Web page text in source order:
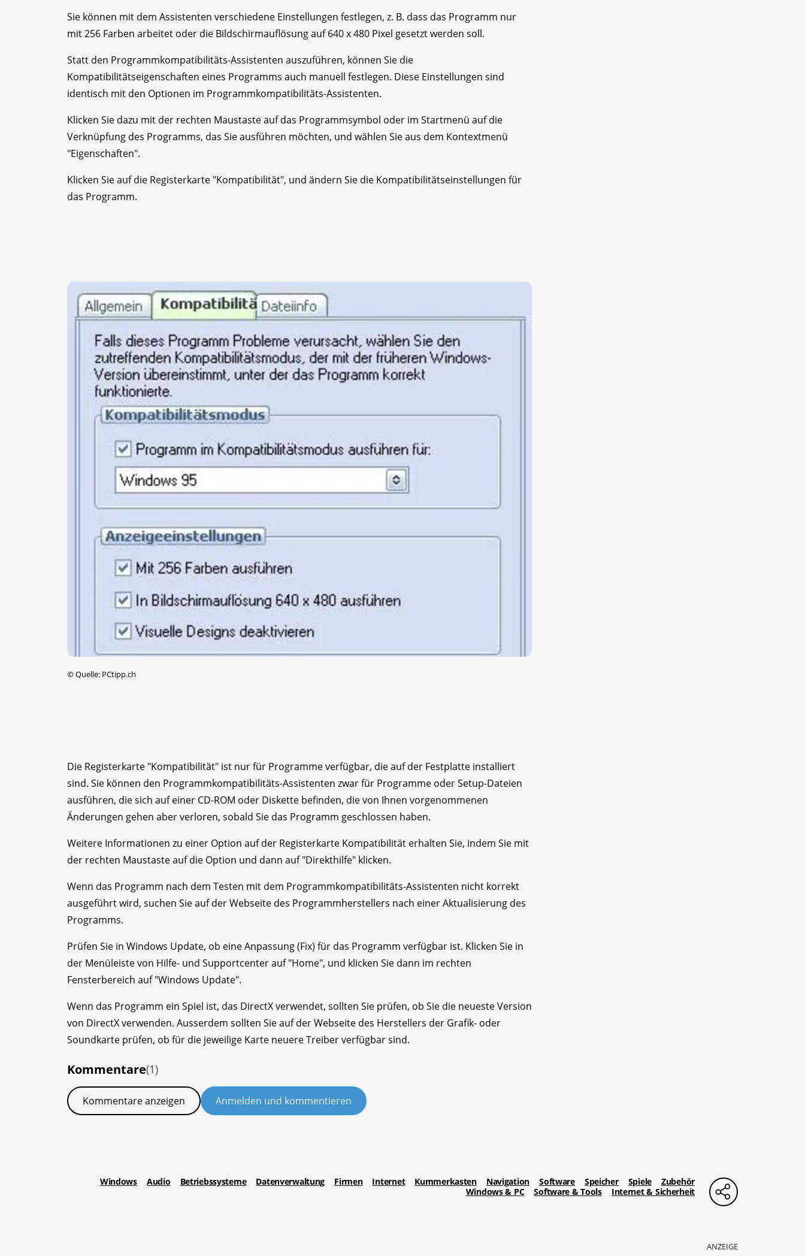
Sie können mit dem Assistenten verschiedene Einstellungen festlegen, z. B. dass das Programm nur
mit 256 Farben arbeitet oder die Bildschirmauflösung auf 640 x 480 Pixel gesetzt werden soll.
Statt den Programmkompatibilitäts-Assistenten auszuführen, können Sie die
Kompatibilitätseigenschaften eines Programms auch manuell festlegen. Diese Einstellungen sind
identisch mit den Optionen im Programmkompatibilitäts-Assistenten.
Klicken Sie dazu mit der rechten Maustaste auf das Programmsymbol oder im Startmenü auf die
Verknüpfung des Programms, das Sie ausführen möchten, und wählen Sie aus dem Kontextmenü
"Eigenschaften".
Klicken Sie auf die Registerkarte "Kompatibilität", und ändern Sie die Kompatibilitätseinstellungen für
das Programm.
©Quelle: PCtipp.ch
Die Registerkarte "Kompatibilität" ist nur für Programme verfügbar, die auf der Festplatte installiert
sind. Sie können den Programmkompatibilitäts-Assistenten zwar für Programme oder Setup-Dateien
ausführen, die sich auf einer CD-ROM oder Diskette befinden, die von Ihnen vorgenommenen
Änderungen gehen aber verloren, sobald Sie das Programm geschlossen haben.
Weitere Informationen zu einer Option auf der Registerkarte Kompatibilität erhalten Sie, indem Sie mit
der rechten Maustaste auf die Option und dann auf "Direkthilfe" klicken.
Wenn das Programm nach dem Testen mit dem Programmkompatibilitäts-Assistenten nicht korrekt
ausgeführt wird, suchen Sie auf der Webseite des Programmherstellers nach einer Aktualisierung des
Programms.
Prüfen Sie in Windows Update, ob eine Anpassung (Fix) für das Programm verfügbar ist. Klicken Sie in
der Menüleiste von Hilfe- und Supportcenter auf "Home", und klicken Sie dann im rechten
Fensterbereich auf "Windows Update".
Wenn das Programm ein Spiel ist, das DirectX verwendet, sollten Sie prüfen, ob Sie die neueste Version
von DirectX verwenden. Ausserdem sollten Sie auf der Webseite des Herstellers der Grafik- oder
Soundkarte prüfen, ob für die jeweilige Karte neuere Treiber verfügbar sind.
Kommentare(1)
Kommentare anzeigen Anmelden und kommentieren
Windows Audio Betriebssysteme Datenverwaltung Firmen Internet Kummerkasten Navigation Software Speicher Spiele
Zubehör
Windows & PC
Software & Tools Internet & Sicherheit
ANZEIGE